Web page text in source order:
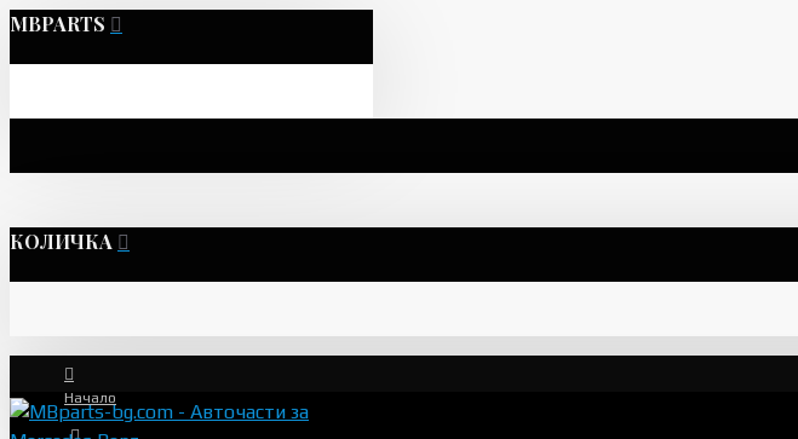
MBPARTS
КОЛИЧКА
Начало